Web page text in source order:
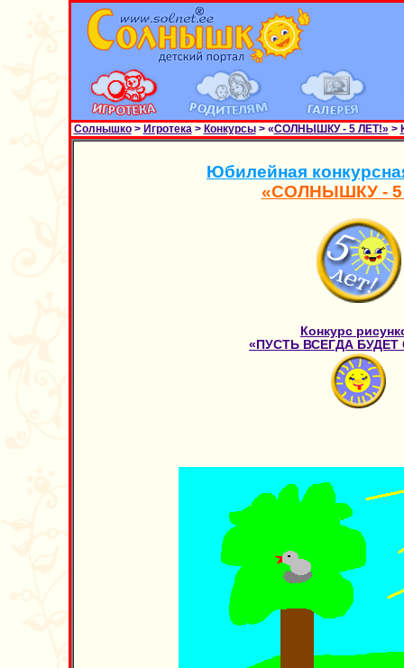
Солнышко> Игротека> Конкурсы> «СОЛНЫШКУ - 5 ЛЕТ!» >
Юбилейная
«СОЛНЫШКУ - 5
Конкурс
«ПУСТЬ ВСЕГДА